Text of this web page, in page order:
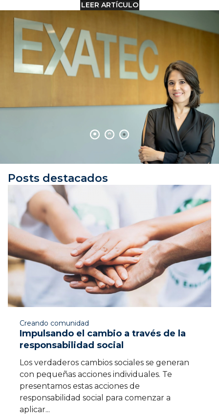
LEER ARTÍCULO
Posts destacados
Creando comunidad
Impulsando el cambio a través de la
responsabilidad social
Los verdaderos cambios sociales se generan
con pequeñas acciones individuales. Te
presentamos estas acciones de
responsabilidad social para comenzar a
aplicar...